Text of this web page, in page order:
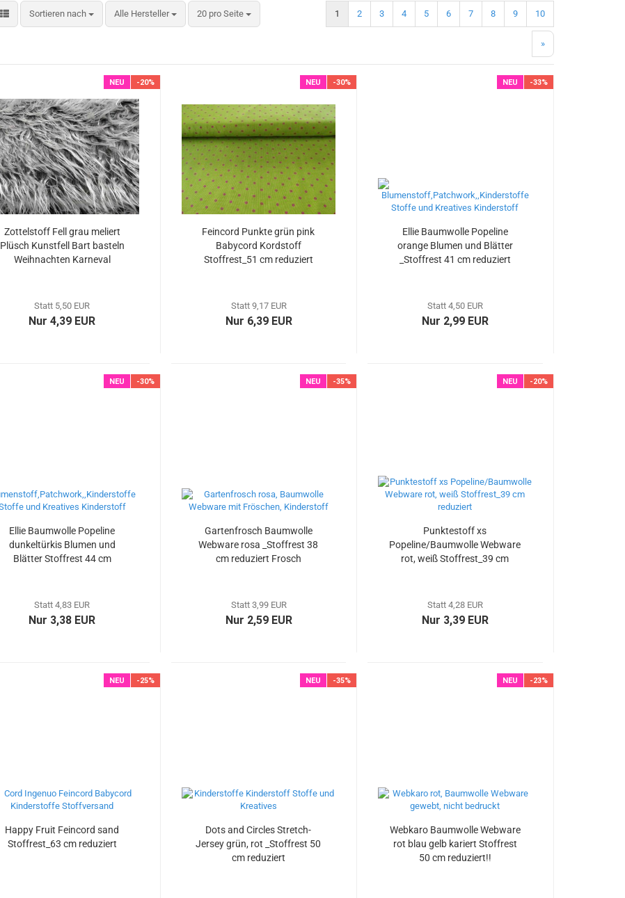
Sortieren nach
Sortieren nach Alle Hersteller 20 pro Seite
pro Seite 1 2 3 4 5 6 7 8 9 10
»
NEU -20%
Zottelstoff Fell grau meliert
Plüsch Kunstfell Bart basteln
Weihnachten Karneval
Statt 5,50 EUR
Nur 4,39 EUR
NEU -30%
Feincord Punkte grün pink
Babycord Kordstoff
Stoffrest_51 cm reduziert
Statt 9,17 EUR
Nur 6,39 EUR
NEU -33%
Ellie Baumwolle Popeline
orange Blumen und Blätter
_Stoffrest 41 cm reduziert
Statt 4,50 EUR
Nur 2,99 EUR
NEU -30%
Ellie Baumwolle Popeline
dunkeltürkis Blumen und
Blätter Stoffrest 44 cm
Statt 4,83 EUR
Nur 3,38 EUR
NEU -35%
Gartenfrosch Baumwolle
Webware rosa _Stoffrest 38
cm reduziert Frosch
Statt 3,99 EUR
Nur 2,59 EUR
NEU -20%
Punktestoff xs
Popeline/Baumwolle Webware
rot, weiß Stoffrest_39 cm
Statt 4,28 EUR
Nur 3,39 EUR
NEU -25%
Happy Fruit Feincord sand
Stoffrest_63 cm reduziert
NEU -35%
Dots and Circles Stretch-
Jersey grün, rot _Stoffrest 50
cm reduziert
NEU -23%
Webkaro Baumwolle Webware
rot blau gelb kariert Stoffrest
50 cm reduziert!!